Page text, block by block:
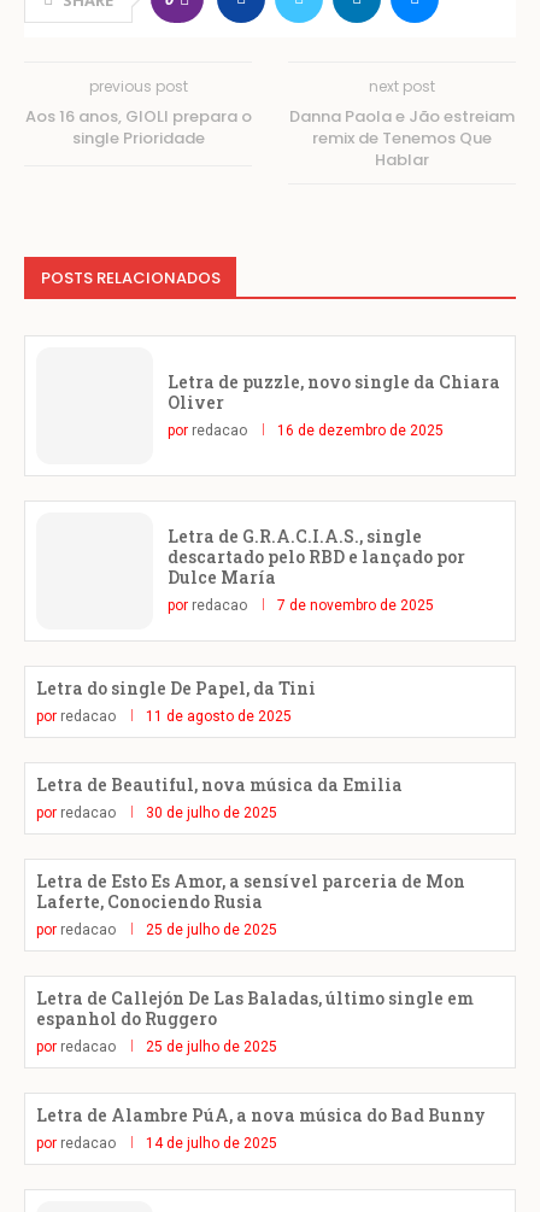
previous post
Aos 16 anos, GIOLI prepara o
single Prioridade
next post
Danna Paola e Jão estreiam
remix de Tenemos Que
Hablar
POSTS RELACIONADOS
Letra de puzzle, novo single da Chiara
Oliver
por redacao 16 de dezembro de 2025
Letra de G.R.A.C.I.A.S., single
descartado pelo RBD e lançado por
Dulce María
por redacao 7 de novembro de 2025
Letra do single De Papel, da Tini
por redacao 11 de agosto de 2025
Letra de Beautiful, nova música da Emilia
por redacao 30 de julho de 2025
Letra de Esto Es Amor, a sensível parceria de Mon
Laferte, Conociendo Rusia
por redacao 25 de julho de 2025
Letra de Callejón De Las Baladas, último single em
espanhol do Ruggero
por redacao 25 de julho de 2025
Letra de Alambre PúA, a nova música do Bad Bunny
por redacao 14 de julho de 2025